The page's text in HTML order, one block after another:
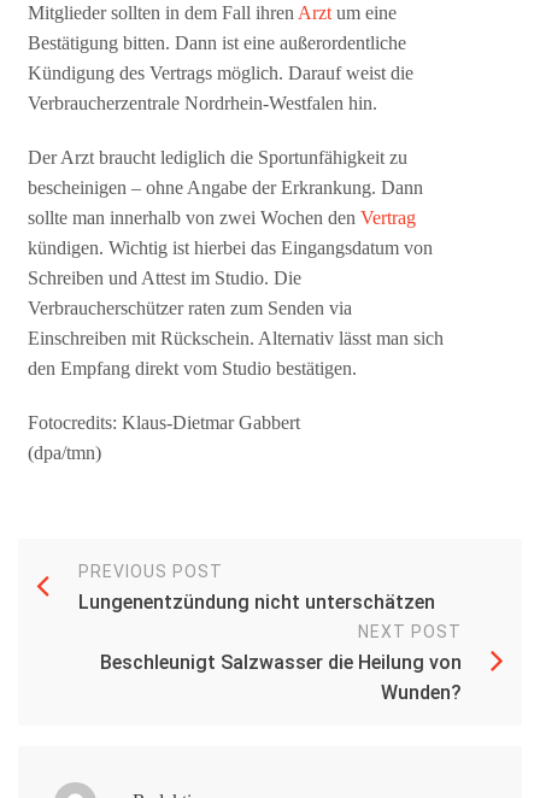
Mitglieder sollten in dem Fall ihren Arzt um eine
Bestätigung bitten. Dann ist eine außerordentliche
Kündigung des Vertrags möglich. Darauf weist die
Verbraucherzentrale Nordrhein-Westfalen hin.
Der Arzt braucht lediglich die Sportunfähigkeit zu
bescheinigen – ohne Angabe der Erkrankung. Dann
sollte man innerhalb von zwei Wochen denVertrag
kündigen. Wichtig ist hierbei das Eingangsdatum von
Schreiben und Attest im Studio. Die
Verbraucherschützer raten zum Senden via
Einschreiben mit Rückschein. Alternativ lässt man sich
den Empfang direkt vom Studio bestätigen.
Fotocredits: Klaus-Dietmar Gabbert
(dpa/tmn)
PREVIOUS POST
Lungenentzündung nicht unterschätzen
NEXT POST
Beschleunigt Salzwasser die Heilung von
Wunden?